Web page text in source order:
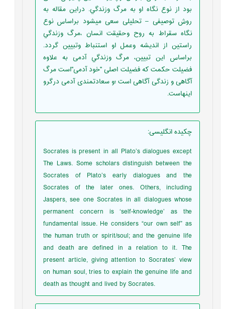
بود از نوع نگاه او به مرگ وزندگي. دراین مقاله به
روش توصیفی – تحلیلی سعی میشود براساس نوع
نگاه سقراط به روح وحقیقت انسان ،مرگ وزندگي
راستین از اندیشه وعمل او استنباط وتبیین گردد.
براساس این تبیین، مرگ وزندگي آدمی به علاوه
فضیلت حکمت که فضیلت اصلی "خود آدمی"است مرگ
آگاهی و زندگی آگاهی است ؛و سعادتمندی آدمی درگرو
اینهاست.
چکیده انگلیسی:
Socrates is present in all Plato’s dialogues except
The Laws. Some scholars distinguish between the
Socrates of Plato’s early dialogues and the
Socrates of the later ones. Others, including
Jaspers, see one Socrates in all dialogues whose
permanent concern is ‘self-knowledge’ as the
fundamental issue. He considers “our own self” as
the human truth or spirit/soul; and the genuine life
and death are defined in a relation to it. The
present article, giving attention to Socrates’ view
on human soul, tries to explain the genuine life and
death as thought and lived by Socrates.